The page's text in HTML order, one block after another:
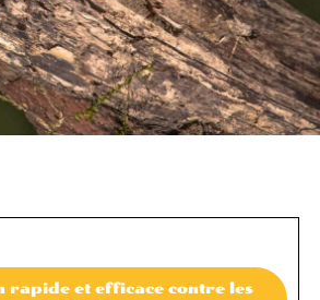
rapide et efficace contre les